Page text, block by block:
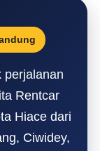
perjalanan
Rentcar
Hiace dari
Ciwidey,